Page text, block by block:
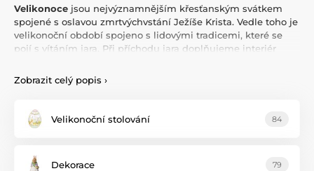
Velikonoce jsou nejvýznamnějším křesťanským svátkem
spojené s oslavou zmrtvýchvstání Ježíše Krista. Vedle toho je
velikonoční období spojeno s lidovými tradicemi, které se
pojí s vítáním jara. Při příchodu jara doplňujeme interiér
krásnými jarními a velikonočními dekoracemi. Prožijte to
nejkrásnější jaro a léto
Zobrazit celý popis ›
Velikonoční stolování 84
Dekorace 79